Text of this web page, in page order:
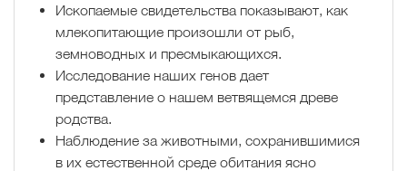
Ископаемые свидетельства показывают, как
млекопитающие произошли от рыб,
земноводных и пресмыкающихся.
Исследование наших генов дает
представление о нашем ветвящемся древе
родства.
Наблюдение за животными, сохранившимися
в их естественной среде обитания ясно